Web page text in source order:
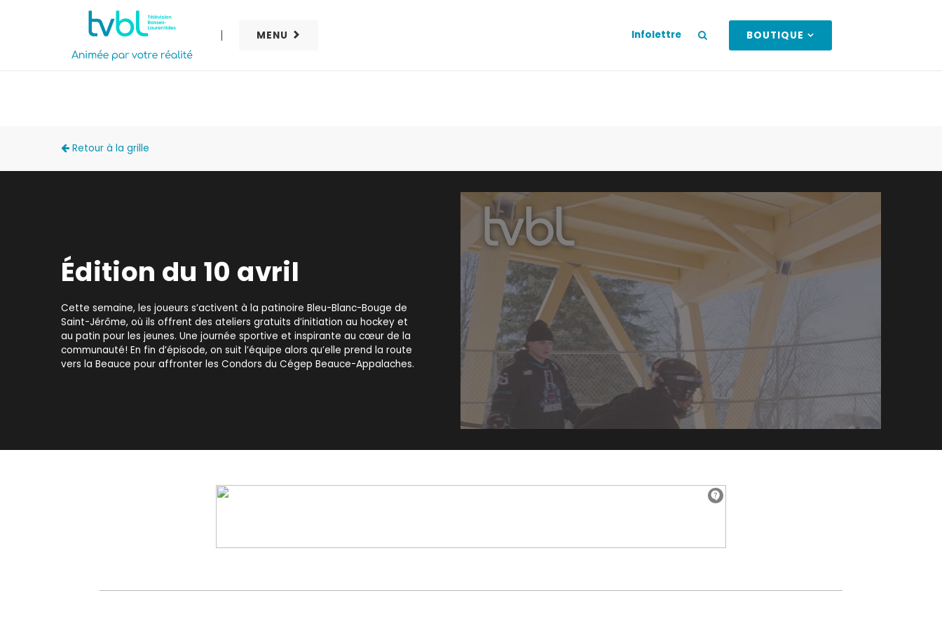
MENU Infolettre BOUTIQUE
Retour à la grille
Édition du 10 avril
Cette semaine, les joueurs s’activent à la patinoire Bleu-Blanc-Bouge de
Saint-Jérôme, où ils offrent des ateliers gratuits d’initiation au hockey et
au patin pour les jeunes. Une journée sportive et inspirante au cœur de la
communauté! En fin d’épisode, on suit l’équipe alors qu’elle prend la route
vers la Beauce pour affronter les Condors du Cégep Beauce-Appalaches.